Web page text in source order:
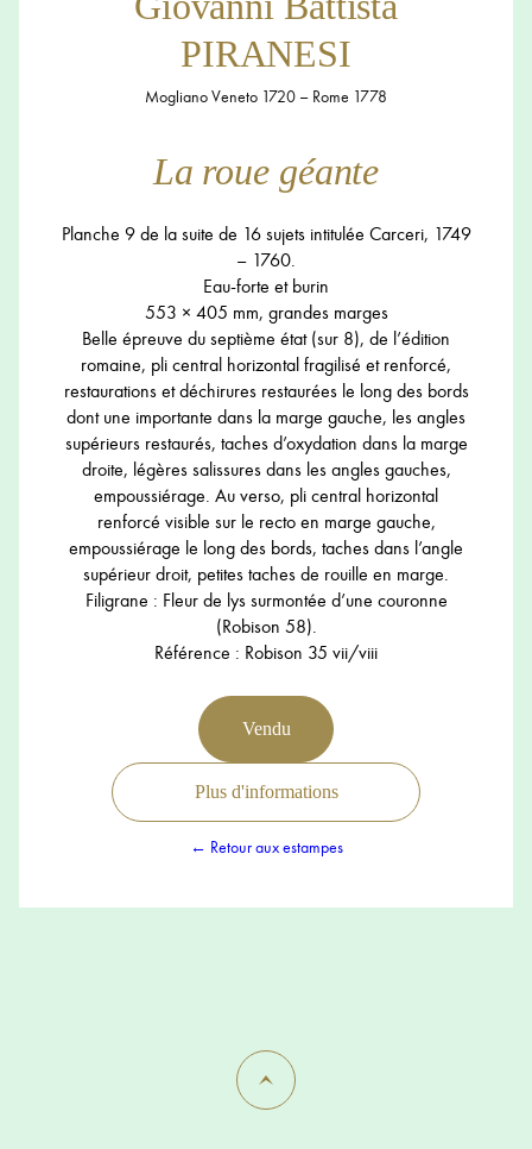
PIRANESI
Mogliano Veneto 1720 – Rome 1778
La roue géante
Planche 9 de la suite de 16 sujets intitulée Carceri, 1749
– 1760.
Eau-forte et burin
553 × 405 mm, grandes marges
Belle épreuve du septième état (sur 8), de l’édition
romaine, pli central horizontal fragilisé et renforcé,
restaurations et déchirures restaurées le long des bords
dont une importante dans la marge gauche, les angles
supérieurs restaurés, taches d’oxydation dans la marge
droite, légères salissures dans les angles gauches,
empoussiérage. Au verso, pli central horizontal
renforcé visible sur le recto en marge gauche,
empoussiérage le long des bords, taches dans l’angle
supérieur droit, petites taches de rouille en marge.
Filigrane : Fleur de lys surmontée d’une couronne
(Robison 58).
Référence : Robison 35 vii/viii
Vendu
Plus d'informations
← Retour aux estampes